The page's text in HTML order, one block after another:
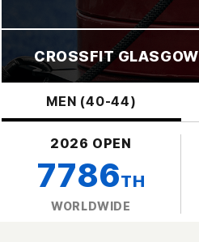
CROSSFIT GLASGOW
MEN (40-44)
2026 OPEN
7786TH
WORLDWIDE